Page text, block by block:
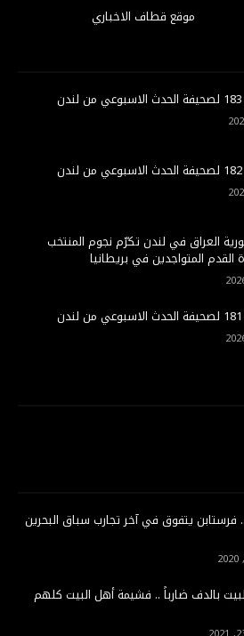
موقع قطاف الاخباري
العراق في لندن تكرّم نجوم المنتخب
القدم المتواجدين في بريطانيا
1".. فرستابن يتفوق في آخر تجارب سباق البحرين
بالدف ضارباً .. فشيمة أهل البيت كلهم